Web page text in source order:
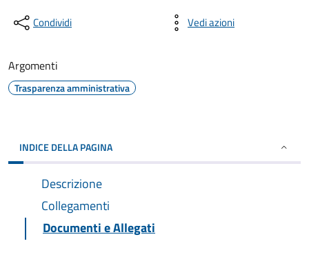
Condividi Vedi azioni
Argomenti
Trasparenza amministrativa
INDICE DELLA PAGINA
Descrizione
Collegamenti
Documenti e Allegati